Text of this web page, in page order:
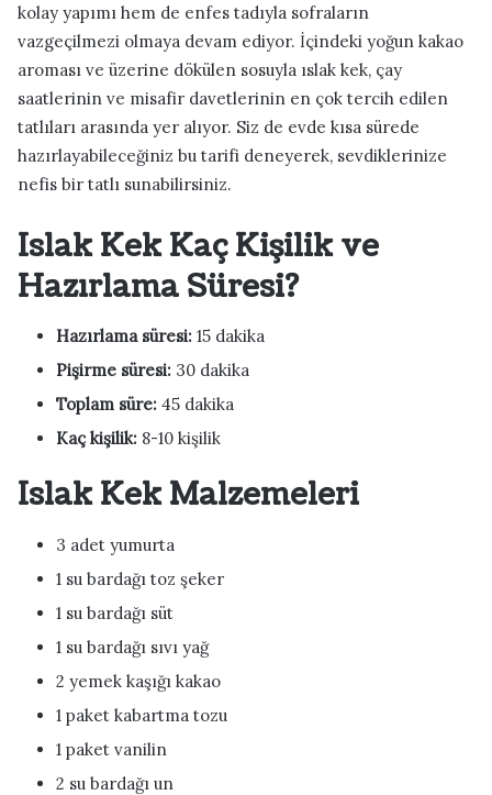
kolay yapımı hem de enfes tadıyla sofraların
vazgeçilmezi olmaya devam ediyor. İçindeki yoğun kakao
aroması ve üzerine dökülen sosuyla ıslak kek, çay
saatlerinin ve misafir davetlerinin en çok tercih edilen
tatlıları arasında yer alıyor. Siz de evde kısa sürede
hazırlayabileceğiniz bu tarifi deneyerek, sevdiklerinize
nefis bir tatlı sunabilirsiniz.
Islak Kek Kaç Kişilik ve
Hazırlama Süresi?
Hazırlama süresi: 15 dakika
Pişirme süresi: 30 dakika
Toplam süre: 45 dakika
Kaç kişilik: 8-10 kişilik
Islak Kek Malzemeleri
3 adet yumurta
1 su bardağı toz şeker
1 su bardağı süt
1 su bardağı sıvı yağ
2 yemek kaşığı kakao
1 paket kabartma tozu
1 paket vanilin
2 su bardağı un